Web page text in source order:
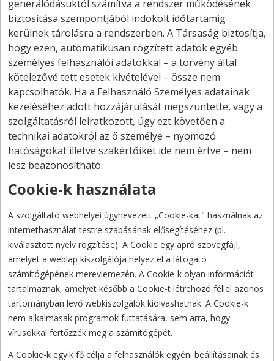
generálódásuktól számítva a rendszer működésének
biztosítása szempontjából indokolt időtartamig
kerülnek tárolásra a rendszerben. A Társaság biztosítja,
hogy ezen, automatikusan rögzített adatok egyéb
személyes felhasználói adatokkal – a törvény által
kötelezővé tett esetek kivételével – össze nem
kapcsolhatók. Ha a Felhasználó Személyes adatainak
kezeléséhez adott hozzájárulását megszüntette, vagy a
szolgáltatásról leiratkozott, úgy ezt követően a
technikai adatokról az ő személye – nyomozó
hatóságokat illetve szakértőiket ide nem értve – nem
lesz beazonosítható.
Cookie-k használata
A szolgáltató webhelyei úgynevezett „Cookie-kat" használnak az
internethasználat testre szabásának elősegítéséhez (pl.
kiválasztott nyelv rögzítése). A Cookie egy apró szövegfájl,
amelyet a weblap kiszolgálója helyez el a látogató
számítógépének merevlemezén. A Cookie-k olyan információt
tartalmaznak, amelyet később a Cookie-t létrehozó féllel azonos
tartományban levő webkiszolgálók kiolvashatnak. A Cookie-k
nem alkalmasak programok futtatására, sem arra, hogy
vírusokkal fertőzzék meg a számítógépét.
A Cookie-k egyik fő célja a felhasználók egyéni beállításainak és